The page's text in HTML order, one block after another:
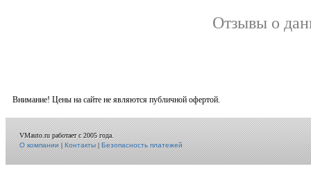
Отзывы о
Внимание! Цены на сайте не являются публичной офертой.
VMauto.ru работает с 2005 года.
О компании|Контакты|Безопасность платежей